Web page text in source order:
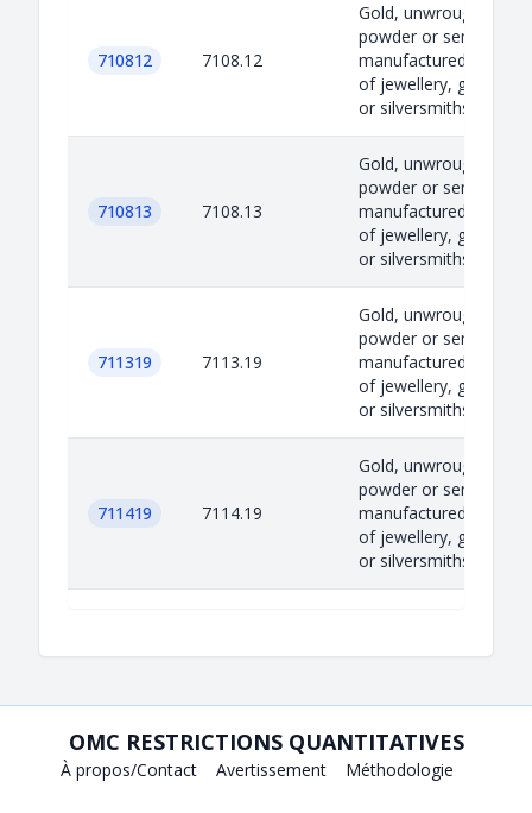
710812 7108.12
Gold, unwrought,
powder or semi-
manufactured. Articles
of jewellery,
or silversmiths’ wa...
710813 7108.13
Gold, unwrought,
powder or semi-
manufactured. Articles
of jewellery,
or silversmiths’ wa...
711319 7113.19
Gold, unwrought,
powder or semi-
manufactured. Articles
of jewellery,
or silversmiths’ wa...
711419 7114.19
Gold, unwrought,
powder or semi-
manufactured. Articles
of jewellery,
or silversmiths’ wa...
OMC RESTRICTIONS QUANTITATIVES
À propos/Contact Avertissement Méthodologie